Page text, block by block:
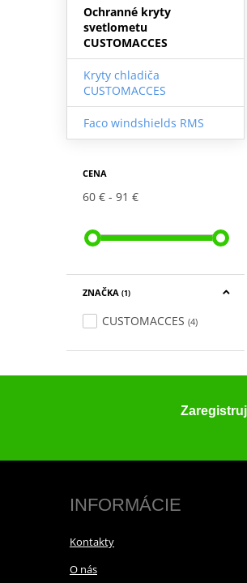
Ochranné kryty
svetlometu
CUSTOMACCES
Kryty chladiča
CUSTOMACCES
Faco windshields RMS
CENA
60 € 91 €
ZNAČKA (1)
CUSTOMACCES (4)
INFORMÁCIE
Kontakty
O nás